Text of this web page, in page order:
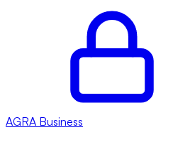
AGRA Business